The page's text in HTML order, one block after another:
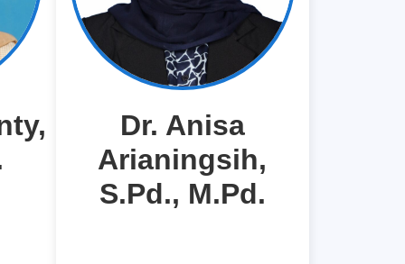
Dr. Anisa
Arianingsih,
S.Pd., M.Pd.